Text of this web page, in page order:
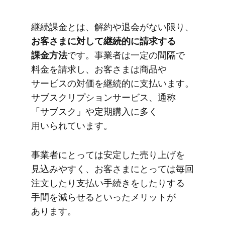
継続課金とは、​解約や​退会が​ない​限り、
お客さまに​対して​継続的に​請求する​
課金方​法です。​事業者は​一定の​間隔で​
料金を​請求し、​お客さまは​商品や​
サービスの​対価を​継続的に​支払います。​
サブスクリプションサービス、​通称​
「サブスク」や​定期購入に​多く​
用いられています。
事業者に​とっては​安定した​売り上げを​
見込みやすく、​お客さまに​とっては​毎回​
注文したり支払い手続きを​したりする​
手間を​減らせると​いった​メリットが​
あります。